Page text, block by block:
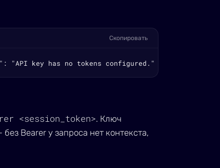
Скопировать
"API key has no tokens configured." } }
<session_token>. Ключ
Bearer у запроса нет контекста,